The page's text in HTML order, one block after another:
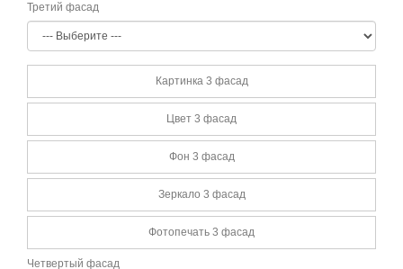
Третий фасад
Картинка 3 фасад
Цвет 3 фасад
Фон 3 фасад
Зеркало 3 фасад
Фотопечать 3 фасад
Четвертый фасад